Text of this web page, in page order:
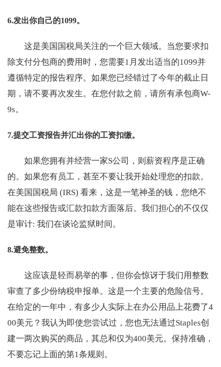
6.发出你自己的1099。
这是美国国税局关注的一个巨大领域。当您要求扣
除支付分包商的费用时，您需要1月发出适当的1099并
遵循特定的报告程序。如果您已经错过了今年的截止日
期，请不要再次发生。在您付款之前，请所有承包商W-
9s。
7.提交工资报告并汇出你的工资扣缴。
如果您拥有并经营一家S公司，则薪资程序是正确
的。如果您有员工，甚至不要让我开始处理您的扣款。
在美国国税局 (IRS) 看来，这是一笔神圣的钱，您绝不
能在这些报告或汇款扣款方面落后。我们担心的不仅仅
是审计: 我们在谈论监狱时间。
8.避免整数。
这应该是轻而易举的事，但你会惊讶于我们用整数
审查了多少份纳税申报单。这是一个主要的危险信号。
在给定的一年中，有多少人实际上在办公用品上花费了4
00美元？我认为即使您尝试过，您也无法通过Staples创
建一两次购买的商品，其总和仅为400美元。保持准确，
不要忘记上面的第1条规则。